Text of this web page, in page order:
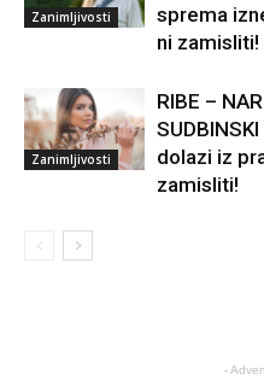
Zanimljivosti
sprema
ni zamisliti!
Zanimljivosti
RIBE –
dolazi iz
zamisliti!
-